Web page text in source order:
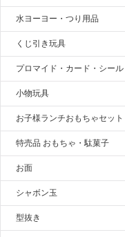
水ヨーヨー・つり用品
くじ引き玩具
プロマイド・カード・シール
小物玩具
お子様ランチおもちゃセット
特売品 おもちゃ・駄菓子
お面
シャボン玉
型抜き